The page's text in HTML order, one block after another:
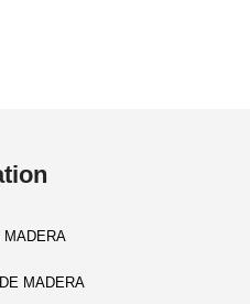
MADERA
MADERA